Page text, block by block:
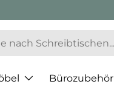
Bürozubehör